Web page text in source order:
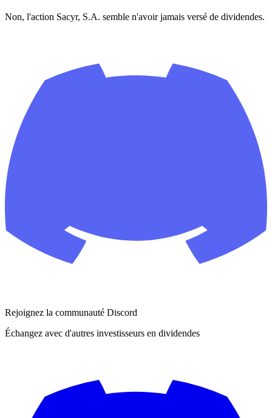
Non, l'action Sacyr, S.A. semble n'avoir jamais versé de dividendes.
Rejoignez la communauté Discord
Échangez avec d'autres investisseurs en dividendes